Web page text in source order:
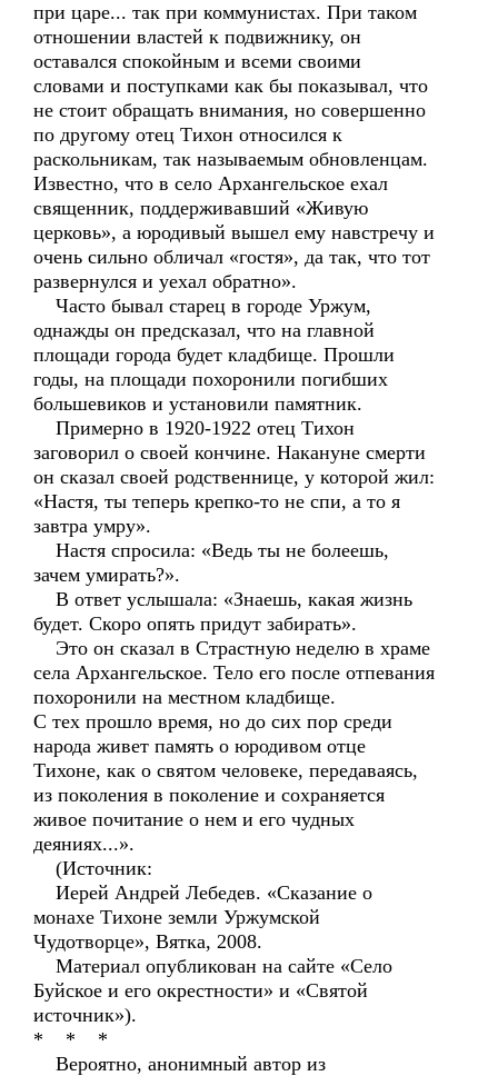
при царе... так при коммунистах. При таком
отношении властей к подвижнику, он
оставался спокойным и всеми своими
словами и поступками как бы показывал, что
не стоит обращать внимания, но совершенно
по другому отец Тихон относился к
раскольникам, так называемым обновленцам.
Известно, что в село Архангельское ехал
священник, поддерживавший «Живую
церковь», а юродивый вышел ему навстречу и
очень сильно обличал «гостя», да так, что тот
развернулся и уехал обратно».
Часто бывал старец в городе Уржум,
однажды он предсказал, что на главной
площади города будет кладбище. Прошли
годы, на площади похоронили погибших
большевиков и установили памятник.
Примерно в 1920-1922 отец Тихон
заговорил о своей кончине. Накануне смерти
он сказал своей родственнице, у которой жил:
«Настя, ты теперь крепко-то не спи, а то я
завтра умру».
Настя спросила: «Ведь ты не болеешь,
зачем умирать?».
В ответ услышала: «Знаешь, какая жизнь
будет. Скоро опять придут забирать».
Это он сказал в Страстную неделю в храме
села Архангельское. Тело его после отпевания
похоронили на местном кладбище.
С тех прошло время, но до сих пор среди
народа живет память о юродивом отце
Тихоне, как о святом человеке, передаваясь,
из поколения в поколение и сохраняется
живое почитание о нем и его чудных
деяниях...».
(Источник:
Иерей Андрей Лебедев. «Сказание о
монахе Тихоне земли Уржумской
Чудотворце», Вятка, 2008.
Материал опубликован на сайте «Село
Буйское и его окрестности» и «Святой
источник»).
* * *
Вероятно, анонимный автор из